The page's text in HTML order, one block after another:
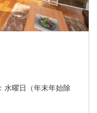
曜日（年末年始除